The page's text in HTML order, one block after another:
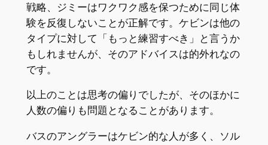
戦略、ジミーはワクワク感を保つために同じ体
験を反復しないことが正解です。ケビンは他の
タイプに対して「もっと練習すべき」と言うか
もしれませんが、そのアドバイスは的外れなの
です。
以上のことは思考の偏りでしたが、そのほかに
人数の偏りも問題となることがあります。
バスのアングラーはケビン的な人が多く、ソル